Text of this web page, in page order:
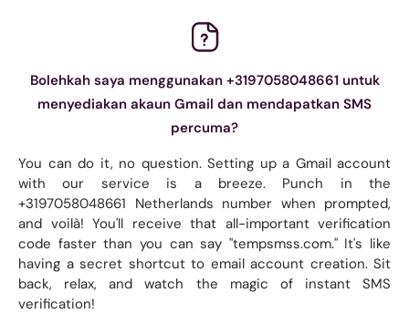
Bolehkah saya menggunakan +3197058048661 untuk
menyediakan akaun Gmail dan mendapatkan SMS
percuma?
You can do it, no question. Setting up a Gmail account
with our service is a breeze. Punch in the
+3197058048661 Netherlands number when prompted,
and voilà! You'll receive that all-important verification
code faster than you can say "tempsmss.com." It's like
having a secret shortcut to email account creation. Sit
back, relax, and watch the magic of instant SMS
verification!